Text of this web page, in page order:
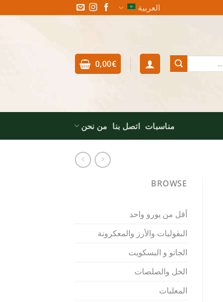
العربية
0,00€
مناسبات اتصل بنا من نحن
BROWSE
أقل من يورو واحد
البقوليات والأرز والمعكرونة
الجاتو و البسكويت
الخل والصلصات
المعلبات